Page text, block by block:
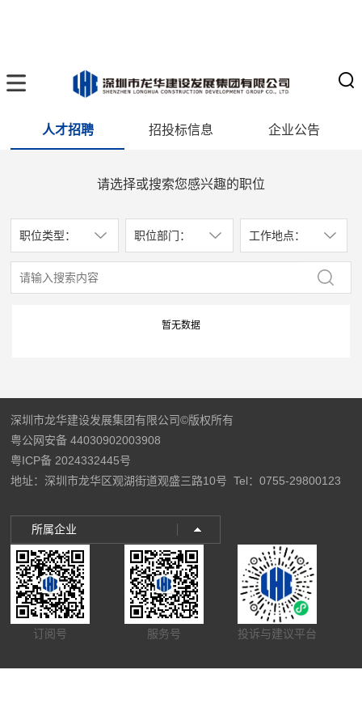
人才招聘 招投标信息 企业公告
请选择或搜索您感兴趣的职位
职位类型： 职位部门： 工作地点：
暂无数据
深圳市龙华建设发展集团有限公司©版权所有
粤公网安备 44030902003908
粤ICP备 2024332445号
地址：深圳市龙华区观湖街道观盛三路10号 Tel：0755-29800123
所属企业
订阅号 服务号 投诉与建议平台